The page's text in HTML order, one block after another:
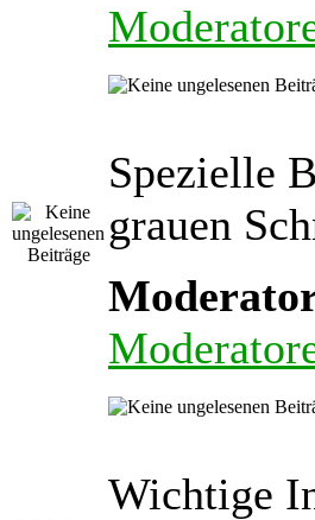
Spezielle
grauen
Wichtige